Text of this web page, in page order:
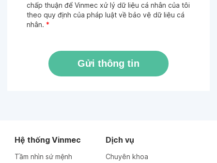
chấp thuận để Vinmec xử lý dữ liệu cá nhân của tôi
theo quy định của pháp luật về bảo vệ dữ liệu cá
nhân. *
Gửi thông tin
Hệ thống Vinmec
Tầm nhìn sứ mệnh
Dịch vụ
Chuyên khoa